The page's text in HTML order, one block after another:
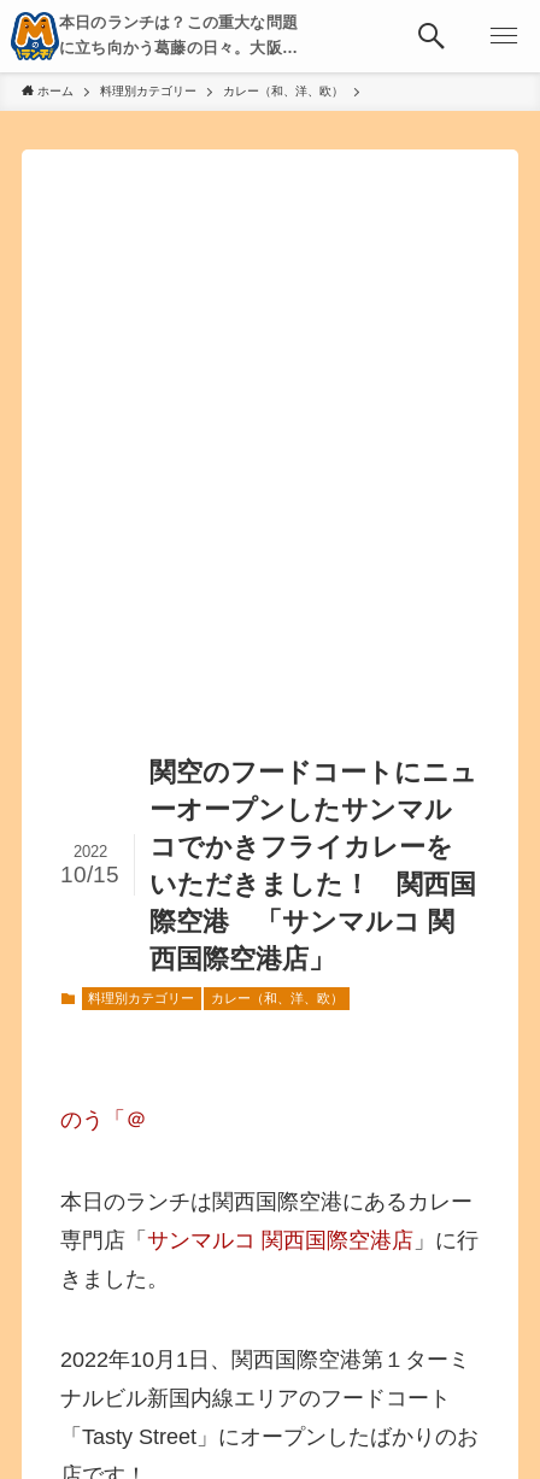
本日のランチは？この重大な問題
に立ち向かう葛藤の日々。大阪・
京都・神戸を中心とした食べ歩
き、飲み歩きを綴る。
ホーム 料理別カテゴリー カレー（和、洋、欧）
関空のフードコートにニュ
ーオープンしたサンマル
コでかきフライカレーを
いただきました！ 関西国
際空港 「サンマルコ 関
西国際空港店」
2022
10/15
料理別カテゴリー カレー（和、洋、欧）
のう「＠
本日のランチは関西国際空港にあるカレー
専門店「サンマルコ 関西国際空港店 」に行
きました。
2022年10月1日、関西国際空港第１ターミ
ナルビル新国内線エリアのフードコート
「Tasty Street」にオープンしたばかりのお